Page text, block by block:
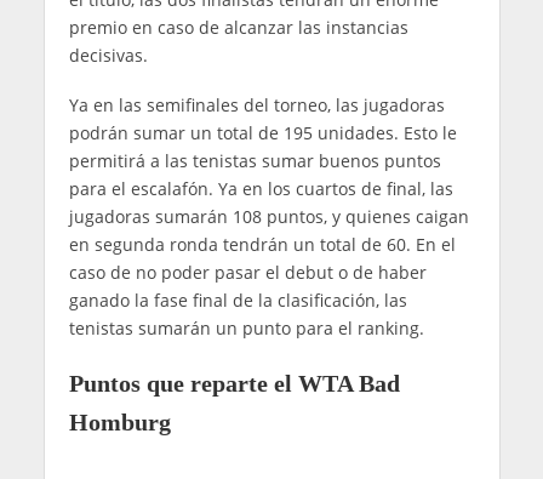
premio en caso de alcanzar las instancias
decisivas.
Ya en las semifinales del torneo, las jugadoras
podrán sumar un total de 195 unidades. Esto le
permitirá a las tenistas sumar buenos puntos
para el escalafón. Ya en los cuartos de final, las
jugadoras sumarán 108 puntos, y quienes caigan
en segunda ronda tendrán un total de 60. En el
caso de no poder pasar el debut o de haber
ganado la fase final de la clasificación, las
tenistas sumarán un punto para el ranking.
Puntos que reparte el WTA Bad
Homburg